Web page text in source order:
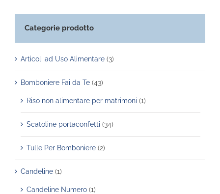
Categorie prodotto
Articoli ad Uso Alimentare (3)
Bomboniere Fai da Te (43)
Riso non alimentare per matrimoni (1)
Scatoline portaconfetti (34)
Tulle Per Bomboniere (2)
Candeline (1)
Candeline Numero (1)